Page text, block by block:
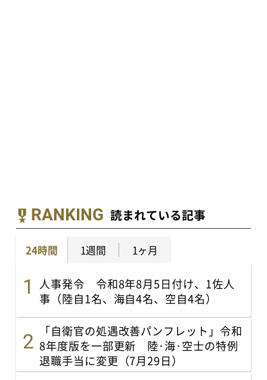
RANKING 読まれている記事
24時間 1週間 1ヶ月
人事発令 令和8年8月5日付け、1佐人
事（陸自1名、海自4名、空自4名）
「自衛官の処遇改善パンフレット」令和
8年度版を一部更新 陸･海･空士の特例
退職手当に変更（7月29日）